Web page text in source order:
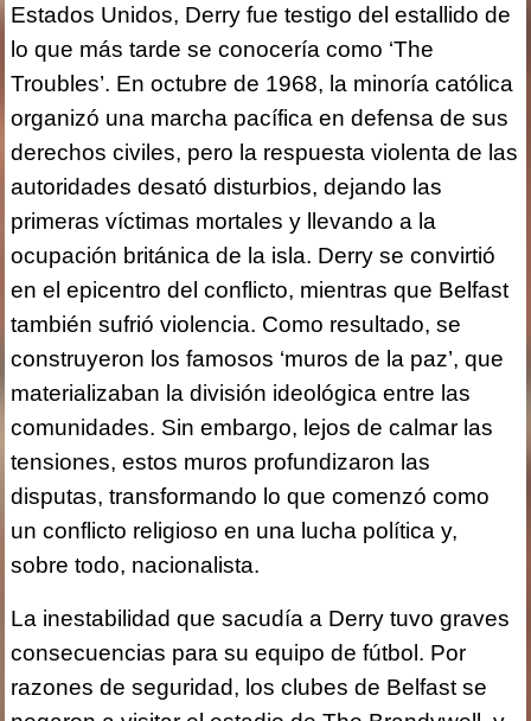
Estados Unidos, Derry fue testigo del estallido de
lo que más tarde se conocería como ‘The
Troubles’. En octubre de 1968, la minoría católica
organizó una marcha pacífica en defensa de sus
derechos civiles, pero la respuesta violenta de las
autoridades desató disturbios, dejando las
primeras víctimas mortales y llevando a la
ocupación británica de la isla. Derry se convirtió
en el epicentro del conflicto, mientras que Belfast
también sufrió violencia. Como resultado, se
construyeron los famosos ‘muros de la paz’, que
materializaban la división ideológica entre las
comunidades. Sin embargo, lejos de calmar las
tensiones, estos muros profundizaron las
disputas, transformando lo que comenzó como
un conflicto religioso en una lucha política y,
sobre todo, nacionalista.
La inestabilidad que sacudía a Derry tuvo graves
consecuencias para su equipo de fútbol. Por
razones de seguridad, los clubes de Belfast se